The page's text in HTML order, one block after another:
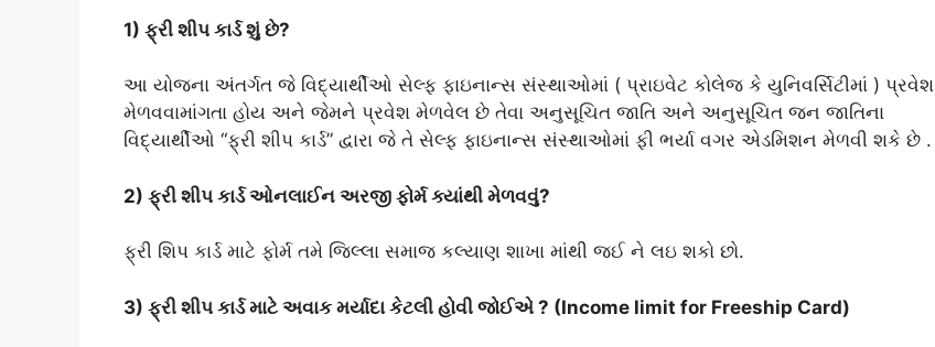
1) ફ્રી શીપ કાર્ડ શું છે?
આ યોજના અંતર્ગત જે વિદ્યાર્થીઓ સેલ્ફ ફાઇનાન્સ સંસ્થાઓમાં ( પ્રાઇવેટ કોલેજ કે યુનિવર્સિટીમાં ) પ્રવેશ
મેળવવામાંગતા હોય અને જેમને પ્રવેશ મેળવેલ છે તેવા અનુસૂચિત જાતિ અને અનુસૂચિત જન જાતિના
વિદ્યાર્થીઓ “ફ્રી શીપ કાર્ડ” દ્વારા જે તે સેલ્ફ ફાઇનાન્સ સંસ્થાઓમાં ફી ભર્યા વગર એડમિશન મેળવી શકે છે .
2) ફ્રી શીપ કાર્ડ ઓનલાઈન અરજી ફોર્મ ક્યાંથી મેળવવું?
ફ્રી શિપ કાર્ડ માટે ફોર્મ તમે જિલ્લા સમાજ કલ્યાણ શાખા માંથી જઈ ને લઇ શકો છો.
3) ફ્રી શીપ કાર્ડ માટે અવાક મર્યાદા કેટલી હોવી જોઈએ ? (Income limit for Freeship Card)